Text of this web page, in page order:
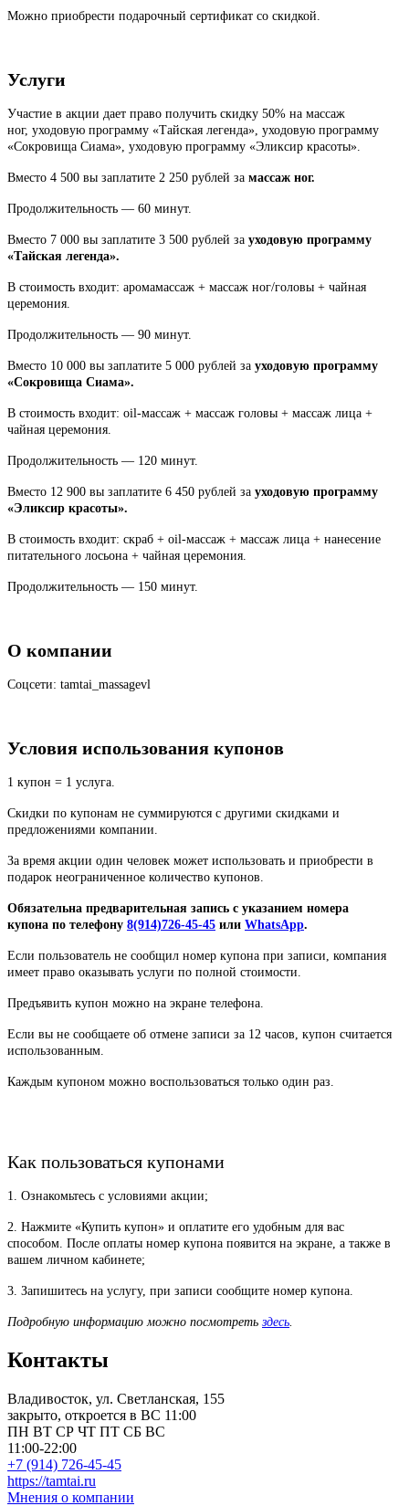
Можно приобрести подарочный сертификат со скидкой.
Услуги
Участие в акции дает право получить скидку 50% на массаж
ног, уходовую программу «Тайская легенда», уходовую программу
«Сокровища Сиама», уходовую программу «Эликсир красоты».
Вместо 4 500 вы заплатите 2 250 рублей за массаж ног.
Продолжительность — 60 минут.
Вместо 7 000 вы заплатите 3 500 рублей за уходовую программу
«Тайская легенда».
В стоимость входит: аромамассаж + массаж ног/головы + чайная
церемония.
Продолжительность — 90 минут.
Вместо 10 000 вы заплатите 5 000 рублей за уходовую программу
«Сокровища Сиама».
В стоимость входит: oil-массаж + массаж головы + массаж лица +
чайная церемония.
Продолжительность — 120 минут.
Вместо 12 900 вы заплатите 6 450 рублей за уходовую программу
«Эликсир красоты».
В стоимость входит: скраб + oil-массаж + массаж лица + нанесение
питательного лосьона + чайная церемония.
Продолжительность — 150 минут.
О компании
Соцсети: tamtai_massagevl
Условия использования купонов
1 купон = 1 услуга.
Скидки по купонам не суммируются с другими скидками и
предложениями компании.
За время акции один человек может использовать и приобрести в
подарок неограниченное количество купонов.
Обязательна предварительная запись с указанием номера
купона по телефону 8(914)726-45-45 или WhatsApp.
Если пользователь не сообщил номер купона при записи, компания
имеет право оказывать услуги по полной стоимости.
Предъявить купон можно на экране телефона.
Если вы не сообщаете об отмене записи за 12 часов, купон считается
использованным.
Каждым купоном можно воспользоваться только один раз.
Как пользоваться купонами
1. Ознакомьтесь с условиями акции;
2. Нажмите «Купить купон» и оплатите его удобным для вас
способом. После оплаты номер купона появится на экране, а также в
вашем личном кабинете;
3. Запишитесь на услугу, при записи сообщите номер купона.
Подробную информацию можно посмотреть здесь
Контакты
Владивосток, ул. Светланская, 155
закрыто, откроется в ВС 11:00
ПН ВТ СР ЧТ ПТ СБ ВС
11:00-22:00
+7 (914) 726-45-45
https://tamtai.ru
Мнения о компании